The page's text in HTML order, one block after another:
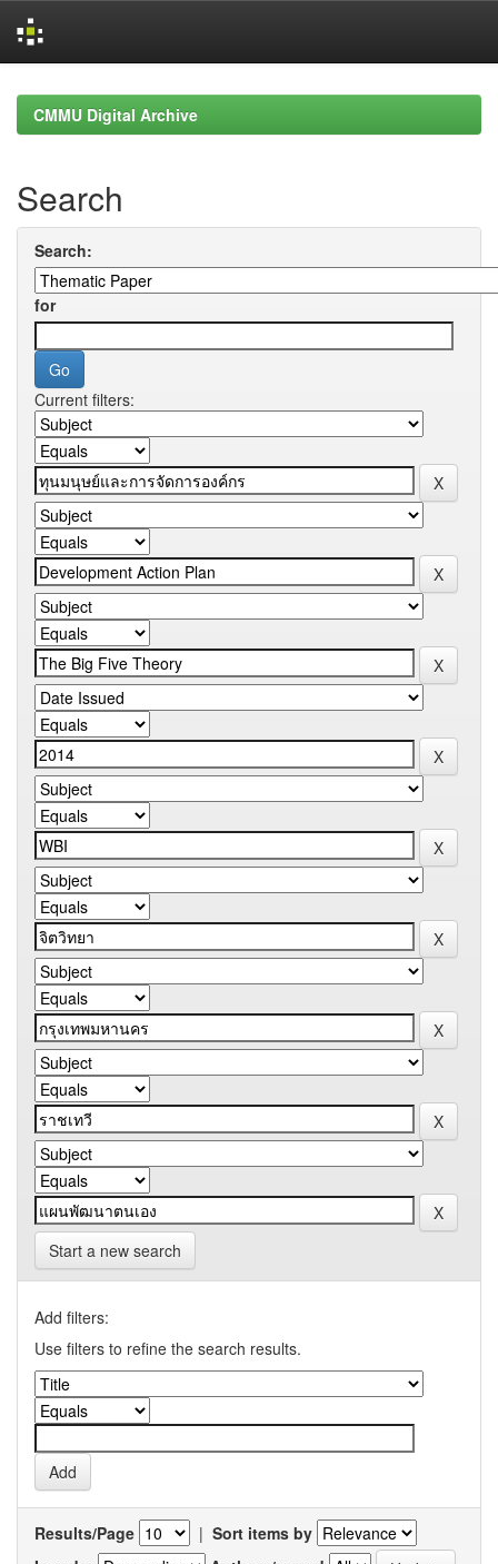
navigationCMMU Digital Archive
Search
Search:
for
Current filters:
Start a new search
Add filters:
Use filters to refine the search results.
Results/Page | Sort items by